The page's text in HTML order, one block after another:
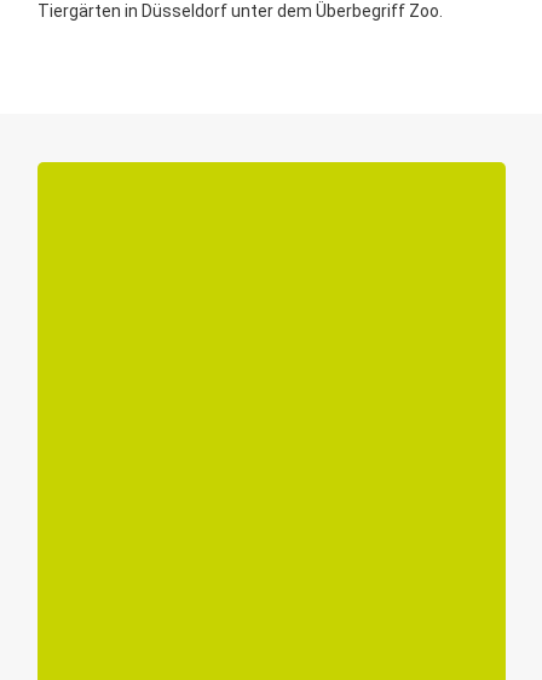
Tiergärten in Düsseldorf unter dem Überbegriff Zoo.